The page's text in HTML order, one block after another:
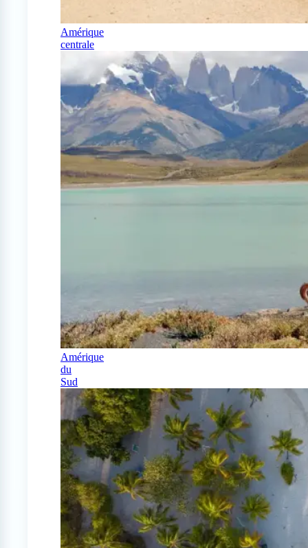
Amérique
centrale
Amérique
du
Sud